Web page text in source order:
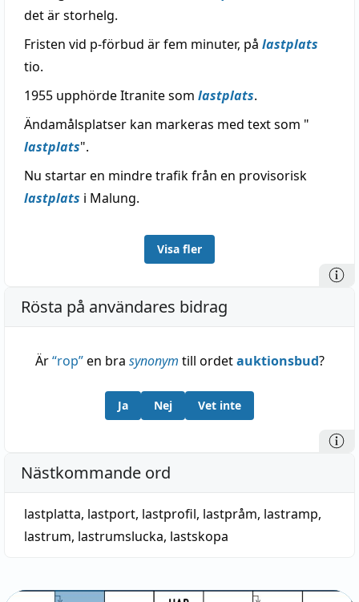
det är storhelg.
Fristen vid p-förbud är fem minuter, på lastplats
tio.
1955 upphörde Itranite som lastplats.
Ändamålsplatser kan markeras med text som "
lastplats".
Nu startar en mindre trafik från en provisorisk
lastplats i Malung.
Visa fler
Rösta på användares bidrag
Är“rop”en bra synonym till ordetauktionsbud?
Ja Nej Vet inte
Nästkommande ord
lastplatta, lastport, lastprofil, lastpråm, lastramp,
lastrum, lastrumslucka, lastskopa